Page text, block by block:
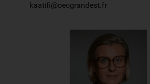
kaatifi@oecgrandest.fr